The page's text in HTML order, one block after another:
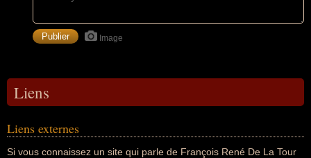
Image
Liens
Liens externes
Si vous connaissez un site qui parle de François René De La Tour